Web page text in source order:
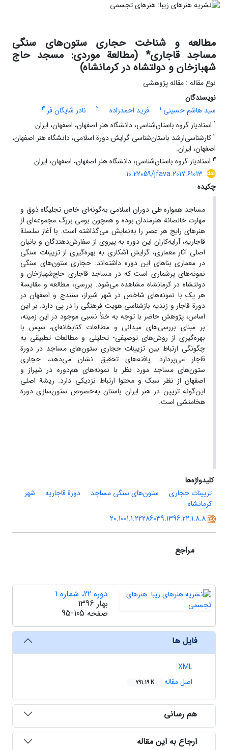
مطالعه و شناخت حجاری ستون‌های سنگی
مساجد قاجاری* (مطالعة موردی: مسجد حاج
شهبازخان و دولتشاه در کرمانشاه)
نوع مقاله : مقاله پژوهشی
نویسندگان
سید هاشم حسینی 1 فرید احمدزاده 2 نادر شایگان فر 3
1 استادیار گروه باستان‌شناسی، دانشگاه هنر اصفهان، اصفهان، ایران
2 کارشناسی‌ارشد باستان‌شناسی گرایش دورة اسلامی، دانشگاه هنر اصفهان،
اصفهان، ایران.
3 استادیار گروه باستان‌شناسی، دانشگاه هنر اصفهان، اصفهان، ایران.
10.22059/jfava.2017.61013
چکیده
مساجد همواره طی دوران اسلامی به‌گونه‌ای خاص تجلیگاه ذوق و
مهارت خالصانة هنرمندان بوده و همچون بومی بزرگ مجموعه‌ای از
هنرهای رایج هر عصر را به‌نمایش می‌گذاشته است. با آغاز سلسلة
قاجاریه، آرایه‌کاران این دوره به پیروی از سفارش‌دهندگان و بانیان
اصلی آثار معماری، گرایش آشکاری به بهره‌گیری از تزیینات سنگی
در معماری بناهای این دوره داشته‌اند. حجاری ستون‌های سنگی
نمونه‌های پرشماری است که در مساجد قاجاری حاج‌شهبازخان و
دولتشاه در کرمانشاه مشاهده می‌شود. بررسی، مطالعه و مقایسة
هر یک با نمونه‌های شاخص در شهر شیراز، سنندج و اصفهان در
دورة قاجار و زندیه بازشناسی هویت فرهنگی را در پی دارد. بر این
اساس، پژوهش حاضر با توجه به خلأ نسبی موجود در این زمینه،
بر مبنای بررسی‌های میدانی و مطالعات کتابخانه‌ای، سپس با
بهره‌گیری از روش‌های توصیفی- تحلیلی و مطالعات تطبیقی به
چگونگی ارتباط بین تزیینات حجاری ستون‌های مساجد در دورة
قاجار می‌پردازد. یافته‌های تحقیق نشان می‌دهد، حجاری
ستون‌های مساجد مورد نظر با نمونه‌های هم‌دوره در شیراز و
اصفهان از نظر سبک و محتوا ارتباط نزدیکی دارد. ریشة اصلی
این‌گونه تزیین در هنر ایران باستان به‌خصوص ستون‌سازی دورة
هخامنشی است.
کلیدواژه‌ها
تزیینات حجاری
ستون‌های سنگی مساجد دورة قاجاریه
شهر
کرمانشاه
20.1001.1.22286039.1396.22.1.8.8
مراجع
دوره 22، شماره 1
بهار 1396
صفحه 95-105
فایل ها
XML
اصل مقاله
791.19 K
هم رسانی
ارجاع به این مقاله